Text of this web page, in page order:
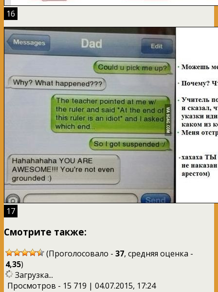
16
17
Смотрите также:
(Проголосовало - 37, средняя оценка -
4,35)
Загрузка...
Просмотров - 15 719 | 04.07.2015, 17:24